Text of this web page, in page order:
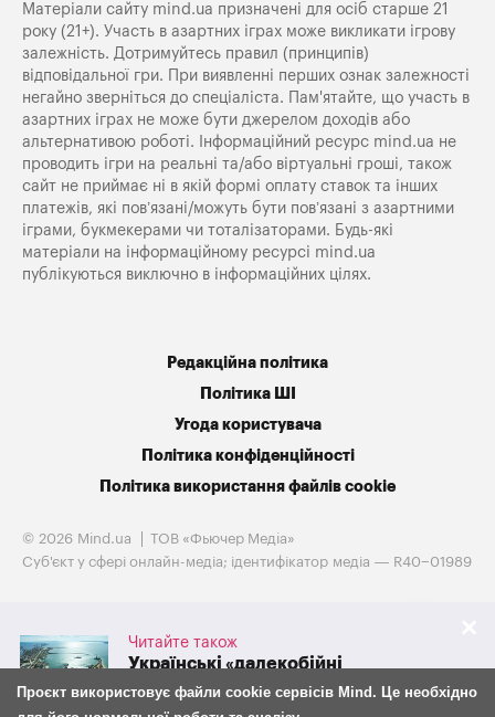
Читайте також
Українські «далекобійні
санкції» обвалили експорт
російського зерна на 38%
Матеріали сайту mind.ua призначені для осіб старше 21
року (21+). Участь в азартних іграх може викликати ігрову
залежність. Дотримуйтесь правил (принципів)
відповідальної гри. При виявленні перших ознак залежності
негайно зверніться до спеціаліста. Пам'ятайте, що участь в
азартних іграх не може бути джерелом доходів або
альтернативою роботі. Інформаційний ресурс mind.ua не
проводить ігри на реальні та/або віртуальні гроші, також
сайт не приймає ні в якій формі оплату ставок та інших
платежів, які пов’язані/можуть бути пов’язані з азартними
іграми, букмекерами чи тоталізаторами. Будь-які
матеріали на інформаційному ресурсі mind.ua
публікуються виключно в інформаційних цілях.
Редакційна політика
Політика ШІ
Угода користувача
Політика конфіденційності
Політика використання файлів cookie
© 2026 Mind.ua
ТОВ «Фьючер Медiа»
Cуб'єкт у сфері онлайн-медіа; ідентифікатор медіа — R40−01989
Проєкт використовує файли cookie сервісів Mind. Це необхідно